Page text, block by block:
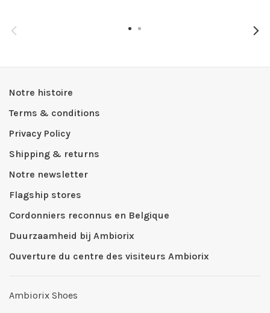
Notre histoire
Terms & conditions
Privacy Policy
Shipping & returns
Notre newsletter
Flagship stores
Cordonniers reconnus en Belgique
Duurzaamheid bij Ambiorix
Ouverture du centre des visiteurs Ambiorix
Ambiorix Shoes